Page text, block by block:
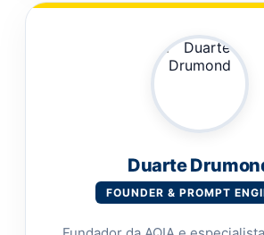
Duarte
FOUNDER & PROMPT